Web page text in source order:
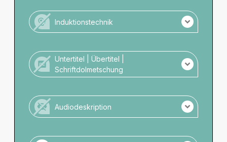
Induktionstechnik
Untertitel | Übertitel |
Schriftdolmetschung
Audiodeskription